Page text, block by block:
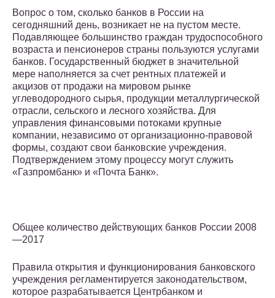
Вопрос о том, сколько банков в России на
сегодняшний день, возникает не на пустом месте.
Подавляющее большинство граждан трудоспособного
возраста и пенсионеров страны пользуются услугами
банков. Государственный бюджет в значительной
мере наполняется за счет рентных платежей и
акцизов от продажи на мировом рынке
углеводородного сырья, продукции металлургической
отрасли, сельского и лесного хозяйства. Для
управления финансовыми потоками крупные
компании, независимо от организационно-правовой
формы, создают свои банковские учреждения.
Подтверждением этому процессу могут служить
«Газпромбанк» и «Почта Банк».
Общее количество действующих банков России 2008
—2017
Правила открытия и функционирования банковского
учреждения регламентируется законодательством,
которое разрабатывается Центрбанком и